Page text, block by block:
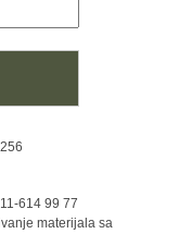
614 99 77
materijala sa